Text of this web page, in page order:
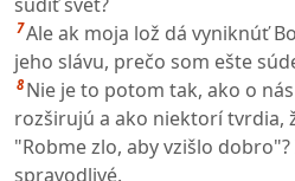
7Ale ak moja lož dá vyniknúť
jeho slávu, prečo som ešte
8 Nie je to potom tak, ako o
rozširujú a ako niektorí tvrdia,
"Robme zlo, aby vzišlo
spravodlivé.